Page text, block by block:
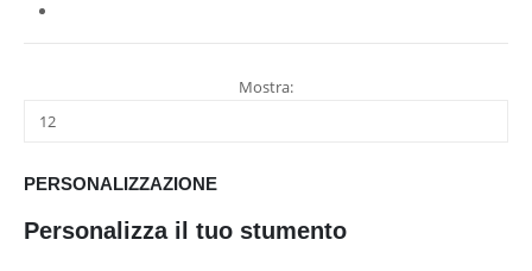
Mostra:
PERSONALIZZAZIONE
Personalizza il tuo stumento